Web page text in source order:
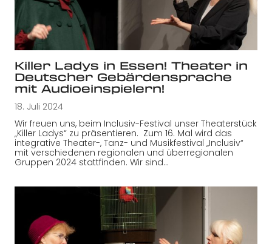
Killer Ladys in Essen! Theater in
Deutscher Gebärdensprache
mit Audioeinspielern!
18. Juli 2024
Wir freuen uns, beim Inclusiv-Festival unser Theaterstück
„Killer Ladys“ zu präsentieren. Zum 16. Mal wird das
integrative Theater-, Tanz- und Musikfestival „Inclusiv“
mit verschiedenen regionalen und überregionalen
Gruppen 2024 stattfinden. Wir sind…